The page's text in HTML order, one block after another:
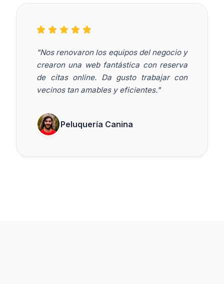
"Nos renovaron los equipos del negocio y
crearon una web fantástica con reserva
de citas online. Da gusto trabajar con
vecinos tan amables y eficientes."
Peluquería Canina